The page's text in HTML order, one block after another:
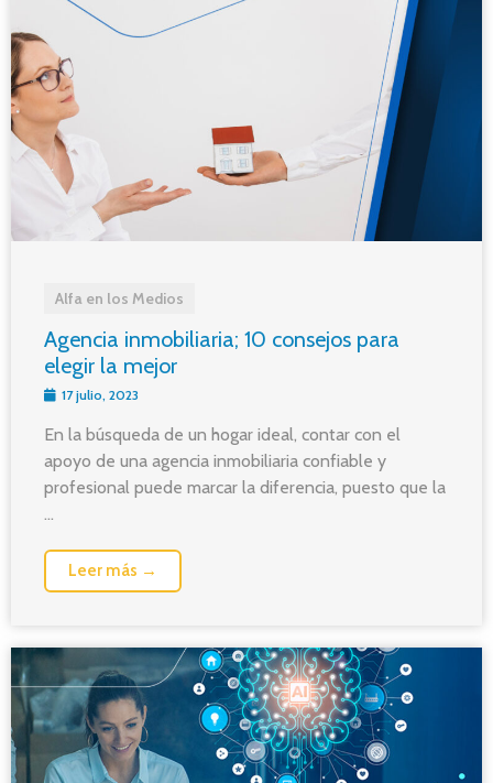
Alfa en los Medios
Agencia inmobiliaria; 10 consejos para
elegir la mejor
17 julio, 2023
En la búsqueda de un hogar ideal, contar con el
apoyo de una agencia inmobiliaria confiable y
profesional puede marcar la diferencia, puesto que la
...
Leer más →